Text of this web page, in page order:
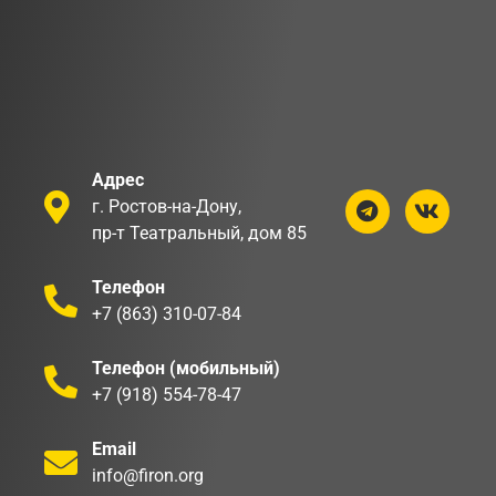
Адрес
г. Ростов-на-Дону,
пр-т Театральный, дом 85
Телефон
+7 (863) 310-07-84
Телефон (мобильный)
+7 (918) 554-78-47
Email
info@firon.org